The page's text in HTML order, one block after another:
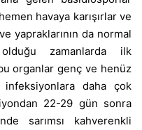
havaya karışırlar ve
yapraklarının da normal
zamanlarda ilk
organlar genç ve henüz
infeksiyonlara daha çok
22-29 gün sonra
sarımsı kahverenkli